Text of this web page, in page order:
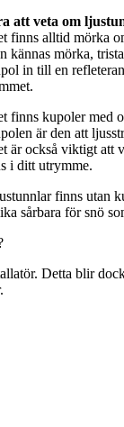
att veta om
finns alltid mörka
kännas mörka,
in till en
finns kupoler med
är den att
är också viktigt att
i ditt utrymme.
finns utan
sårbara för snö
Detta blir